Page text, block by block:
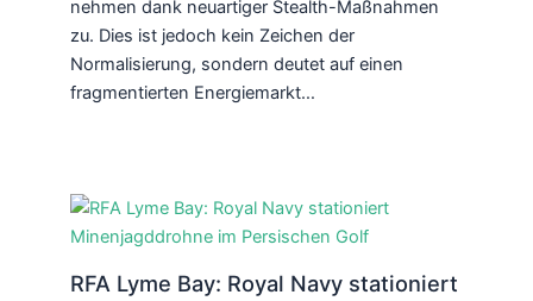
nehmen dank neuartiger Stealth-Maßnahmen
zu. Dies ist jedoch kein Zeichen der
Normalisierung, sondern deutet auf einen
fragmentierten Energiemarkt…
RFA Lyme Bay: Royal Navy stationiert